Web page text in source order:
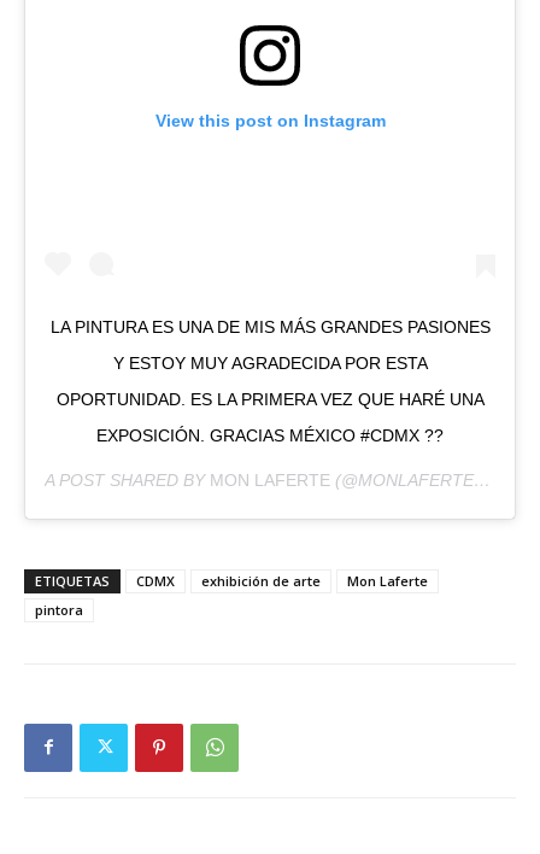
View this post on Instagram
LA PINTURA ES UNA DE MIS MÁS GRANDES PASIONES
Y ESTOY MUY AGRADECIDA POR ESTA
OPORTUNIDAD. ES LA PRIMERA VEZ QUE HARÉ UNA
EXPOSICIÓN. GRACIAS MÉXICO #CDMX ??
A POST SHARED BY MON LAFERTE (@MONLAFERTE) ON
ETIQUETAS CDMX exhibición de arte
Mon Laferte
pintora